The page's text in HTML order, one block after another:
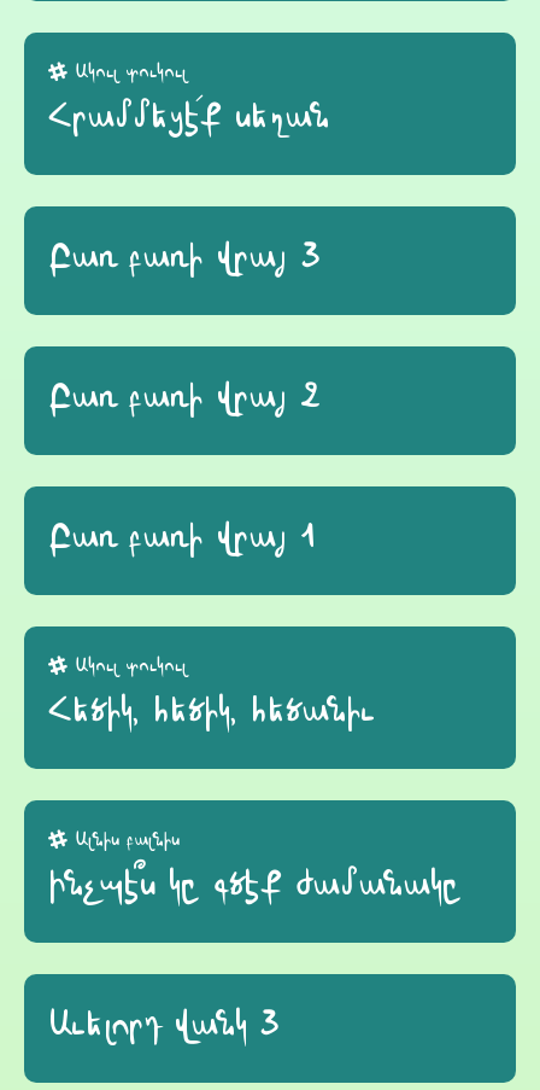
Ակուլ տուկուլ
Հրամմեցէ՛ք սեղան
Բառ բառի վրայ 3
Բառ բառի վրայ 2
Բառ բառի վրայ 1
Ակուլ տուկուլ
Հեծիկ, հեծիկ, հեծանիւ
Ալնիս բալնիս
Ինչպէ՞ս կը գծէք ժամանակը
Աւելորդ վանկ 3